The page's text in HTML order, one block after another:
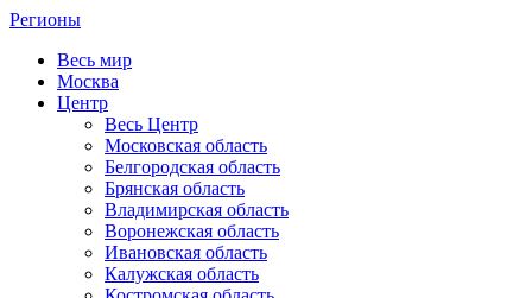
Регионы
Весь мир
Москва
Центр
Весь Центр
Московская область
Белгородская область
Брянская область
Владимирская область
Воронежская область
Ивановская область
Калужская область